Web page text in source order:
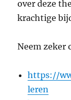
over deze
krachtige
Neem zeker
https://
leren